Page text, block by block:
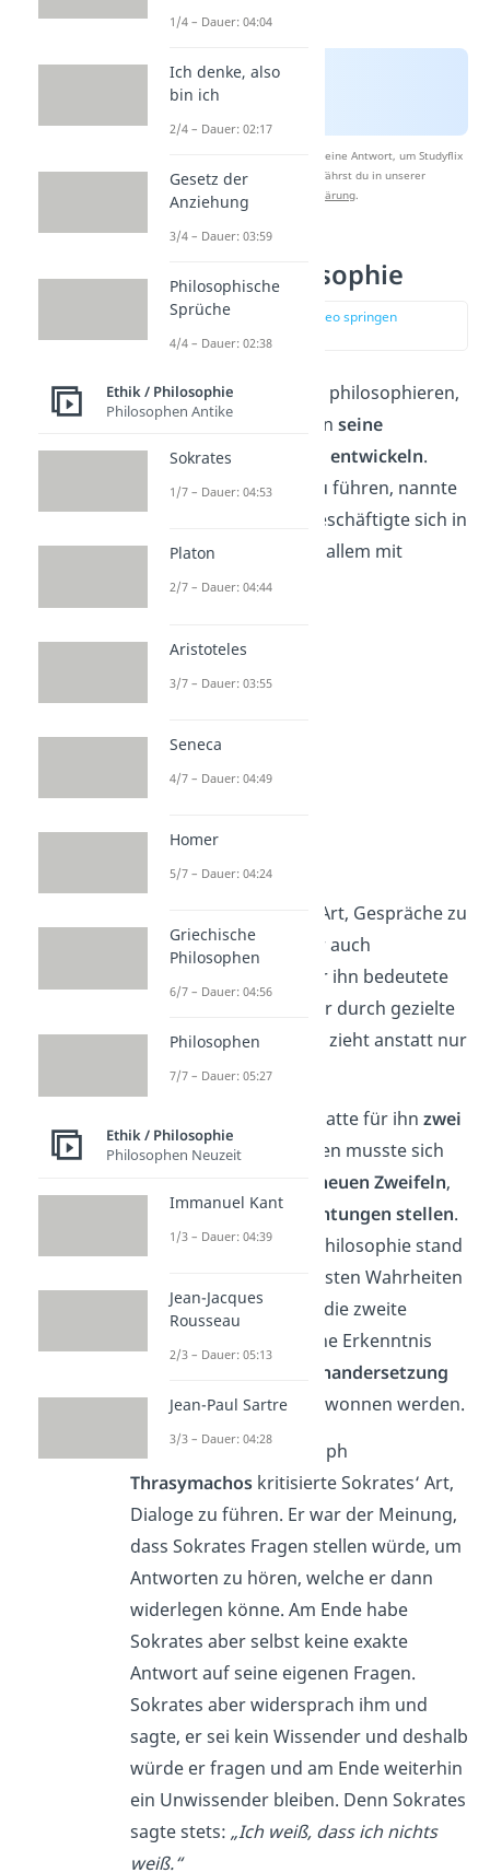
Nach Beantwortung speichern wir deine Antwort, um Studyflix
zu verbessern. Mehr dazu erfährst du in unserer
Datenschutzerklärung.
Sokrates‘ Philosophie
zur Stelle im Video springen
(01:04)
Für Sokrates bedeutete philosophieren,
gemeinsam mit anderen seine
Gedanken im Dialog zu entwickeln.
Diese Art, Gespräche zu führen, nannte
er Mäeutik. Sokrates beschäftigte sich in
seinen Gesprächen vor allem mit
ethischen Fragen.
Mäeutik
Sokrates nannte seine Art, Gespräche zu
führen,„Mäeutik“
oder auch
. Für ihn bedeutete
es, dass sein Gegenüber durch gezielte
Fragen eigene Schlüsse zieht anstatt nur
„belehrt“ zu werden.
Sokrates‘ Philosophie hatte für ihn zwei
Bedeutungen
. Zum einen musste sich
neuen Zweifeln,
NachfragenundAnfechtungen stellen.
Denn im Fokus seiner Philosophie stand
immer, dass es keine festen Wahrheiten
gibt. Daraus schloss er die zweite
Bedeutung: Die wirkliche Erkenntnis
Auseinandersetzung
mit dem Gegenüber
gewonnen werden.
Der griechische Philosoph
Thrasymachoskritisierte Sokrates‘ Art,
Dialoge zu führen. Er war der Meinung,
dass Sokrates Fragen stellen würde, um
Antworten zu hören, welche er dann
widerlegen könne. Am Ende habe
Sokrates aber selbst keine exakte
Antwort auf seine eigenen Fragen.
Sokrates aber widersprach ihm und
sagte, er sei kein Wissender und deshalb
würde er fragen und am Ende weiterhin
ein Unwissender bleiben. Denn Sokrates
sagte stets: „Ich weiß, dass ich nichts
weiß.“
1/4 – Dauer: 04:04
Ich denke, also
bin ich
2/4 – Dauer: 02:17
Gesetz der
Anziehung
3/4 – Dauer: 03:59
Philosophische
Sprüche
4/4 – Dauer: 02:38
Ethik / Philosophie
Philosophen Antike
Sokrates
1/7 – Dauer: 04:53
Platon
2/7 – Dauer: 04:44
Aristoteles
3/7 – Dauer: 03:55
Seneca
4/7 – Dauer: 04:49
Homer
5/7 – Dauer: 04:24
Griechische
Philosophen
6/7 – Dauer: 04:56
Philosophen
7/7 – Dauer: 05:27
Ethik / Philosophie
Philosophen Neuzeit
Immanuel Kant
1/3 – Dauer: 04:39
Jean-Jacques
Rousseau
2/3 – Dauer: 05:13
Jean-Paul Sartre
3/3 – Dauer: 04:28